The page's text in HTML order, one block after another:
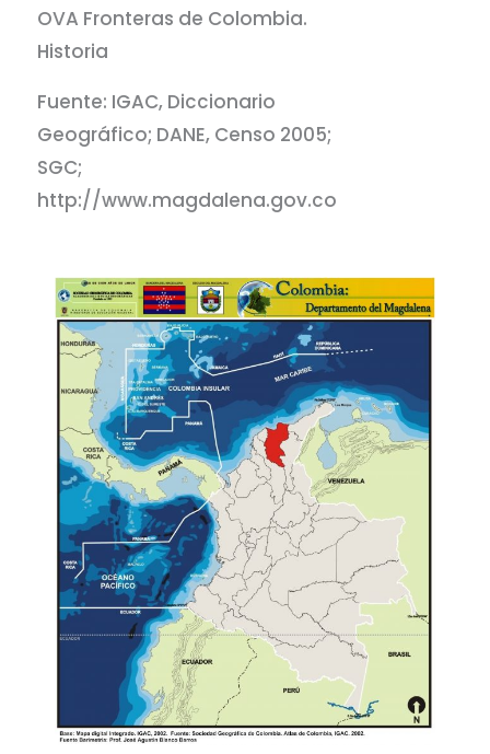
OVA Fronteras de Colombia.
Historia
Fuente: IGAC, Diccionario
Geográfico; DANE, Censo 2005;
SGC;
http://www.magdalena.gov.co